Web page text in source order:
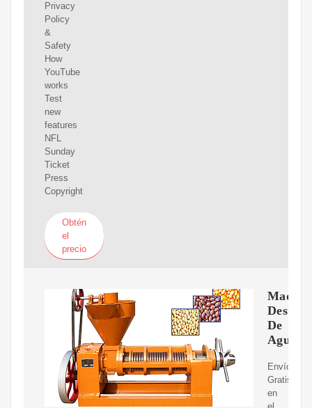
Privacy
Policy
&
Safety
How
YouTube
works
Test
new
features
NFL
Sunday
Ticket
Press
Copyright
Obtén
el
precio
De
Agua
Envíos
Gratis
en